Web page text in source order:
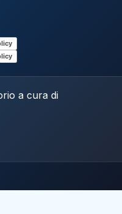
a cura di